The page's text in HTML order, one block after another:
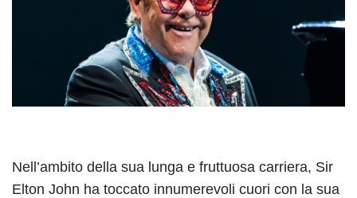
Nell’ambito della sua lunga e fruttuosa carriera, Sir
Elton John ha toccato innumerevoli cuori con la sua